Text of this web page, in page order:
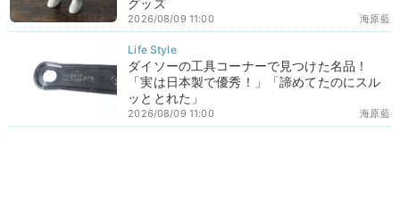
グッズ
海原藍
2026/08/09 11:00
ダイソーの工具コーナーで見つけた名品！
「実は日本製で優秀！」「諦めてたのにスル
ッととれた」
海原藍
2026/08/09 11:00